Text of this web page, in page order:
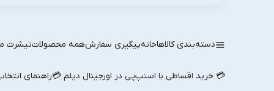
دسته‌بندی کالاهاخانهپیگیری سفارشهمه محصولاتتیشرت
💳 خرید اقساطی با اسنپ‌پی در اورجینال دیلم 💳راهنمای